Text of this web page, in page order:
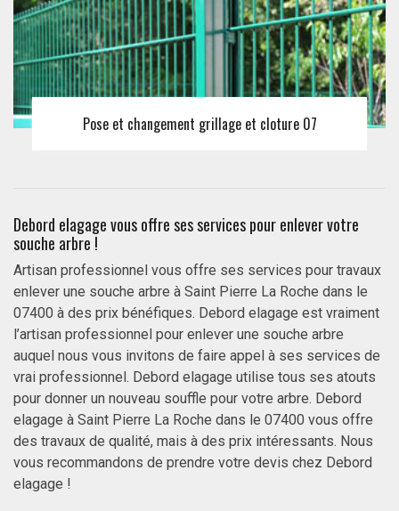
Pose et changement grillage et cloture 07
Debord elagage vous offre ses services pour enlever votre
souche arbre !
Artisan professionnel vous offre ses services pour travaux
enlever une souche arbre à Saint Pierre La Roche dans le
07400 à des prix bénéfiques. Debord elagage est vraiment
l’artisan professionnel pour enlever une souche arbre
auquel nous vous invitons de faire appel à ses services de
vrai professionnel. Debord elagage utilise tous ses atouts
pour donner un nouveau souffle pour votre arbre. Debord
elagage à Saint Pierre La Roche dans le 07400 vous offre
des travaux de qualité, mais à des prix intéressants. Nous
vous recommandons de prendre votre devis chez Debord
elagage !